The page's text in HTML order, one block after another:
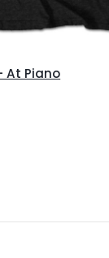
At Piano